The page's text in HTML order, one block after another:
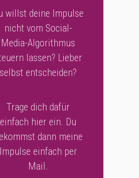
willst deine Impulse
nicht vom Social-
Media-Algorithmus
lassen? Lieber
selbst entscheiden?
Trage dich dafür
einfach hier ein. Du
dann meine
Impulse einfach per
Mail.